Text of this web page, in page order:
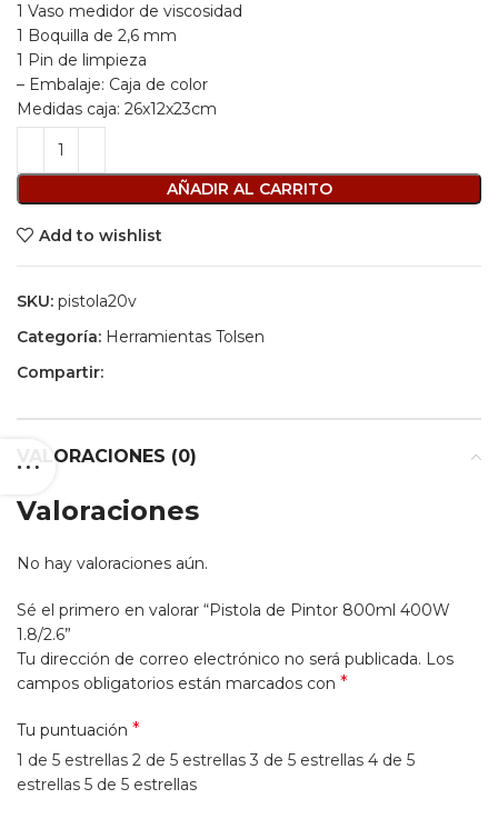
1 Vaso medidor de viscosidad
1 Boquilla de 2,6 mm
1 Pin de limpieza
– Embalaje: Caja de color
Medidas caja: 26x12x23cm
AÑADIR AL CARRITO
Add to wishlist
SKU: pistola20v
Categoría: Herramientas Tolsen
Compartir:
VALORACIONES (0)
Valoraciones
No hay valoraciones aún.
Sé el primero en valorar “Pistola de Pintor 800ml 400W
1.8/2.6”
Tu dirección de correo electrónico no será publicada. Los
campos obligatorios están marcados con *
Tu puntuación *
1 de 5 estrellas 2 de 5 estrellas 3 de 5 estrellas 4 de 5
estrellas 5 de 5 estrellas